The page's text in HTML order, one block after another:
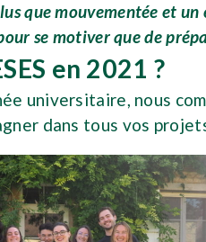
que mouvementée et
se motiver que de
en 2021 ?
universitaire, nous
dans tous vos